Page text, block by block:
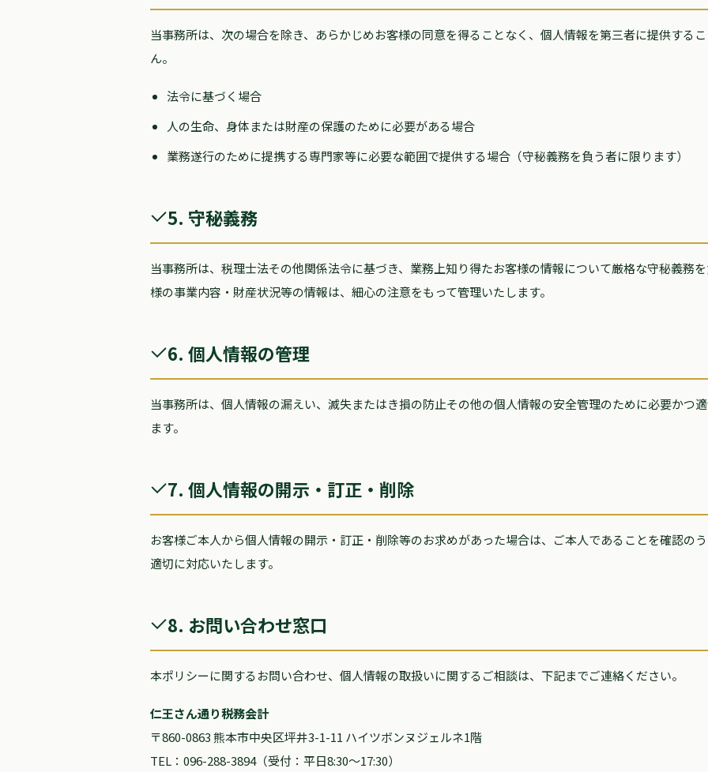
当事務所は、次の場合を除き、あらかじめお客様の同意を得ることなく、個人情報を第三者に提供する
ん。
法令に基づく場合
人の生命、身体または財産の保護のために必要がある場合
業務遂行のために提携する専門家等に必要な範囲で提供する場合（守秘義務を負う者に限ります）
5. 守秘義務
当事務所は、税理士法その他関係法令に基づき、業務上知り得たお客様の情報について厳格な守秘義務
様の事業内容・財産状況等の情報は、細心の注意をもって管理いたします。
6. 個人情報の管理
当事務所は、個人情報の漏えい、滅失またはき損の防止その他の個人情報の安全管理のために必要かつ
ます。
7. 個人情報の開示・訂正・削除
お客様ご本人から個人情報の開示・訂正・削除等のお求めがあった場合は、ご本人であることを確認の
適切に対応いたします。
8. お問い合わせ窓口
本ポリシーに関するお問い合わせ、個人情報の取扱いに関するご相談は、下記までご連絡ください。
仁王さん通り税務会計
〒860-0863 熊本市中央区坪井3-1-11 ハイツボンヌジェルネ1階
TEL：096-288-3894（受付：平日8:30〜17:30）